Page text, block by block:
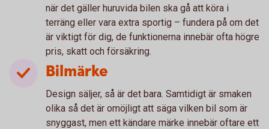
när det gäller huruvida bilen ska gå att köra i
terräng eller vara extra sportig – fundera på om det
är viktigt för dig, de funktionerna innebär ofta högre
pris, skatt och försäkring.
Bilmärke
Design säljer, så är det bara. Samtidigt är smaken
olika så det är omöjligt att säga vilken bil som är
snyggast, men ett kändare märke innebär oftare ett